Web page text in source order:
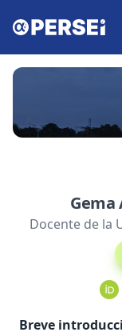
Gema
Docente de la
Breve